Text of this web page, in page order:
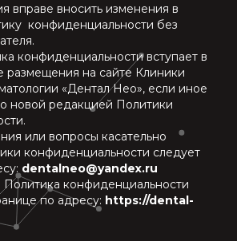
вправе вносить изменения в
конфиденциальности без
конфиденциальности вступает в
размещения на сайте Клиники
«Дентал Нео», если иное
новой редакцией Политики
или вопросы касательно
конфиденциальности следует
dentalneo@yandex.ru
конфиденциальности
по адресу: https://dental-